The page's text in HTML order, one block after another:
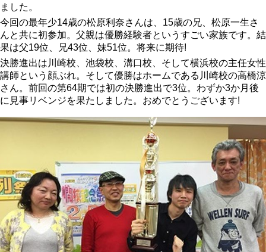
ました。
今回の最年少14歳の松原利奈さんは、15歳の兄、松原一生さ
んと共に初参加。父親は優勝経験者というすごい家族です。結
果は父19位、兄43位、妹51位。将来に期待!
決勝進出は川崎校、池袋校、溝口校、そして横浜校の主任女性
講師という顔ぶれ。そして優勝はホームである川崎校の高橋涼
さん。前回の第64期では初の決勝進出で3位。わずか3か月後
に見事リベンジを果たしました。おめでとうございます!